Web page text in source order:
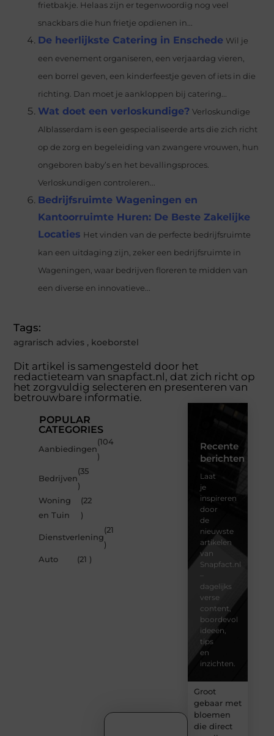
frietbakje. Helaas zijn er tegenwoordig nog veel
snackbars die hun frietje opdienen in...
De heerlijkste Catering in Enschede Wil je
een evenement organiseren, een verjaardag vieren,
een borrel geven, een kinderfeestje geven of iets in die
richting. Dan moet je aankloppen bij catering...
Wat doet een verloskundige? Verloskundige
Alblasserdam is een gespecialiseerde arts die zich richt
op de zorg en begeleiding van zwangere vrouwen, hun
ongeboren baby’s en het bevallingsproces.
Verloskundigen controleren...
Bedrijfsruimte Wageningen en
Kantoorruimte Huren: De Beste Zakelijke
Locaties Het vinden van de perfecte bedrijfsruimte
kan een uitdaging zijn, zeker een bedrijfsruimte in
Wageningen, waar bedrijven floreren te midden van
een diverse en innovatieve...
Tags:
agrarisch advies , koeborstel
Dit artikel is samengesteld door het
redactieteam van snapfact.nl, dat zich richt op
het zorgvuldig selecteren en presenteren van
betrouwbare informatie.
POPULAR
CATEGORIES
Aanbiedingen
(104
)
Bedrijven
(35
)
Woning
en Tuin
(22
)
Dienstverlening
(21
)
Auto
(21 )
Recente
berichten
Laat
je
inspireren
door
de
nieuwste
artikelen
van
Snapfact.nl
–
dagelijks
verse
content,
boordevol
ideeën,
tips
en
inzichten.
Groot
gebaar met
bloemen
die direct